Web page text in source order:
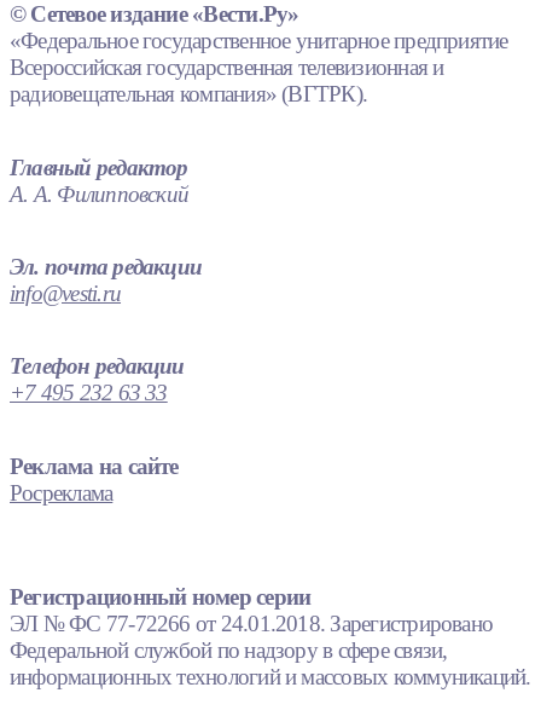
© Сетевое издание «Вести.Ру»
«Федеральное государственное унитарное предприятие
Всероссийская государственная телевизионная и
радиовещательная компания» (ВГТРК).
Главный редактор
А. А. Филипповский
Эл. почта редакции
info@vesti.ru
Телефон редакции
+7 495 232 63 33
Реклама на сайте
Росреклама
Регистрационный номер серии
ЭЛ № ФС 77-72266 от 24.01.2018. Зарегистрировано
Федеральной службой по надзору в сфере связи,
информационных технологий и массовых коммуникаций.